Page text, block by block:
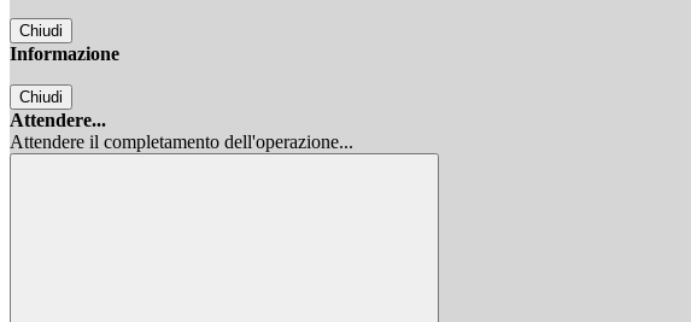
Chiudi
Informazione
Chiudi
Attendere...
Attendere il completamento dell'operazione...